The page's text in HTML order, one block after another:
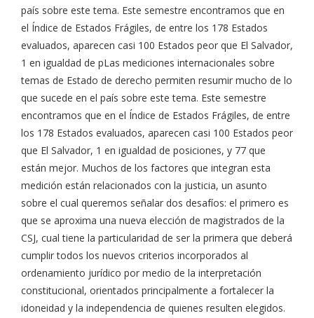
país sobre este tema. Este semestre encontramos que en
el Índice de Estados Frágiles, de entre los 178 Estados
evaluados, aparecen casi 100 Estados peor que El Salvador,
1 en igualdad de pLas mediciones internacionales sobre
temas de Estado de derecho permiten resumir mucho de lo
que sucede en el país sobre este tema. Este semestre
encontramos que en el Índice de Estados Frágiles, de entre
los 178 Estados evaluados, aparecen casi 100 Estados peor
que El Salvador, 1 en igualdad de posiciones, y 77 que
están mejor. Muchos de los factores que integran esta
medición están relacionados con la justicia, un asunto
sobre el cual queremos señalar dos desafíos: el primero es
que se aproxima una nueva elección de magistrados de la
CSJ, cual tiene la particularidad de ser la primera que deberá
cumplir todos los nuevos criterios incorporados al
ordenamiento jurídico por medio de la interpretación
constitucional, orientados principalmente a fortalecer la
idoneidad y la independencia de quienes resulten elegidos.